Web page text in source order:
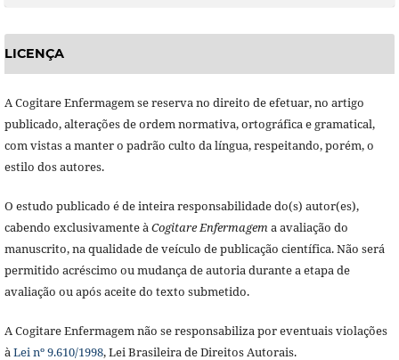
LICENÇA
A Cogitare Enfermagem se reserva no direito de efetuar, no artigo
publicado, alterações de ordem normativa, ortográfica e gramatical,
com vistas a manter o padrão culto da língua, respeitando, porém, o
estilo dos autores.
O estudo publicado é de inteira responsabilidade do(s) autor(es),
cabendo exclusivamente àCogitare Enfermagema avaliação do
manuscrito, na qualidade de veículo de publicação científica. Não será
permitido acréscimo ou mudança de autoria durante a etapa de
avaliação ou após aceite do texto submetido.
A Cogitare Enfermagem não se responsabiliza por eventuais violações
àLei nº 9.610/1998, Lei Brasileira de Direitos Autorais.